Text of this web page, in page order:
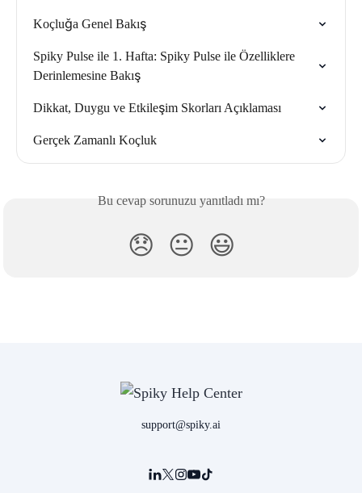
Koçluğa Genel Bakış
Spiky Pulse ile 1. Hafta: Spiky Pulse ile Özelliklere
Derinlemesine Bakış
Dikkat, Duygu ve Etkileşim Skorları Açıklaması
Gerçek Zamanlı Koçluk
Bu cevap sorunuzu yanıtladı mı?
😞 😐 😃
support@spiky.ai